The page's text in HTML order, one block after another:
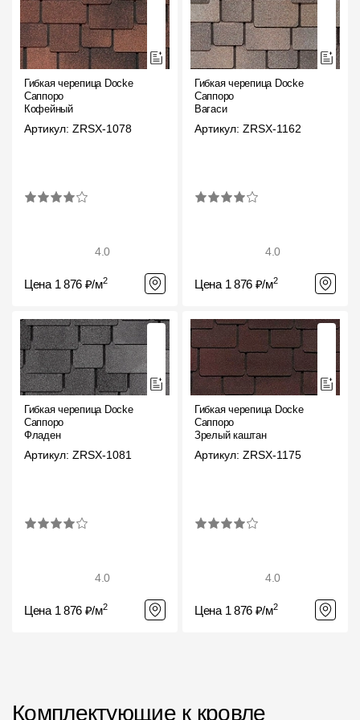
Фасадные панели
Фасадная плитка
Комплектующие для фасадов
Пленки и мембраны
Однослойная черепица
Комплектующие к кровле
Кровельная вентиляция
Водостоки
Пластиковые водосточные системы
Металлические водосточные системы
Водосборник
Документация
Гарантии
Гибкая черепица Docke
Саппоро
Кофейный
Артикул: ZRSX-1078
4.0
Цена 1 876 ₽/м2
Гибкая черепица Docke
Саппоро
Вагаси
Артикул: ZRSX-1162
4.0
Цена 1 876 ₽/м2
Гибкая черепица Docke
Саппоро
Фладен
Артикул: ZRSX-1081
4.0
Цена 1 876 ₽/м2
Гибкая черепица Docke
Саппоро
Зрелый каштан
Артикул: ZRSX-1175
4.0
Цена 1 876 ₽/м2
Комплектующие к кровле